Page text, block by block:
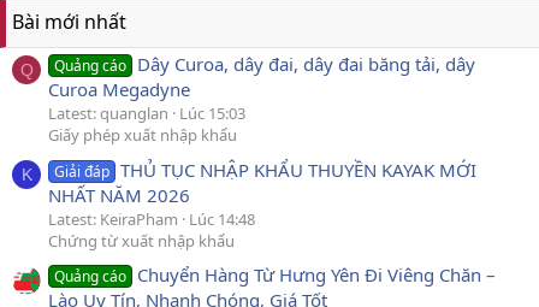
Bài mới nhất
Q Quảng cáo Dây Curoa, dây đai, dây đai băng tải, dây
Curoa Megadyne
Latest: quanglan
Lúc 15:03
Giấy phép xuất nhập khẩu
K Giải đáp THỦ TỤC NHẬP KHẨU THUYỀN KAYAK MỚI
NHẤT NĂM 2026
Latest: KeiraPham
Lúc 14:48
Chứng từ xuất nhập khẩu
Quảng cáo Chuyển Hàng Từ Hưng Yên Đi Viêng Chăn –
Lào Uy Tín, Nhanh Chóng, Giá Tốt